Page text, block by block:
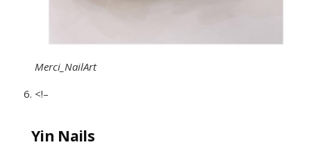
Merci_NailArt
<!–
Yin Nails